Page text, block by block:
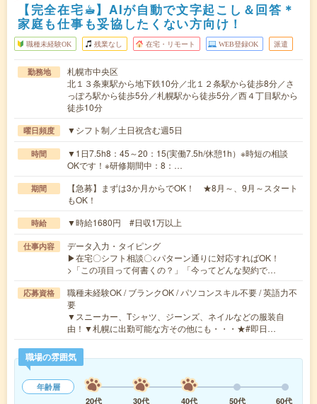
【完全在宅☕︎】AIが自動で文字起こし＆回答＊
家庭も仕事も妥協したくない方向け！
職種未経験OK 残業なし 在宅・リモート WEB登録OK 派遣
勤務地
札幌市中央区
北１３条東駅から地下鉄10分／北１２条駅から徒歩8分／さ
っぽろ駅から徒歩5分／札幌駅から徒歩5分／西４丁目駅から
徒歩10分
曜日頻度 ▼シフト制／土日祝含む週5日
時間
▼1日7.5h8：45～20：15(実働7.5h/休憩1h）※時短の相談
OKです！※研修期間中：8：…
期間
【急募】まずは3か月からでOK！ ★8月～、9月～スタート
もOK！
時給 ▼時給1680円 #日収1万以上
仕事内容
データ入力・タイピング
▶在宅〇シフト相談〇<パターン通りに対応すればOK！
>「この項目って何書くの？」「今ってどんな契約で…
応募資格
職種未経験OK / ブランクOK / パソコンスキル不要 / 英語力不
要
▼スニーカー、Tシャツ、ジーンズ、ネイルなどの服装自
由！▼札幌に出勤可能な方その他にも・・・★#即日…
職場の雰囲気
年齢層
20代
30代 40代 50代 60代